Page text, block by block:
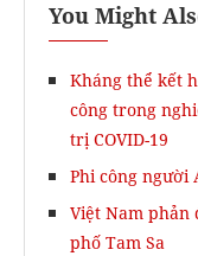
You Might
Kháng thể kết
công trong
trị COVID-19
Phi công người
Việt Nam phản
phố Tam Sa